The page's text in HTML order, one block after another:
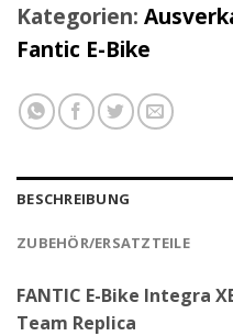
Kategorien:
Fantic E-Bike
BESCHREIBUNG
ZUBEHÖR/ERSATZTEILE
FANTIC E-Bike Integra
Team Replica